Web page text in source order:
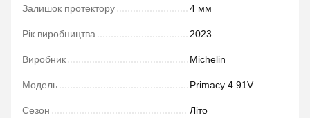
Залишок протектору 4 мм
Рік виробництва 2023
Виробник Michelin
Модель Primacy 4 91V
Сезон Літо